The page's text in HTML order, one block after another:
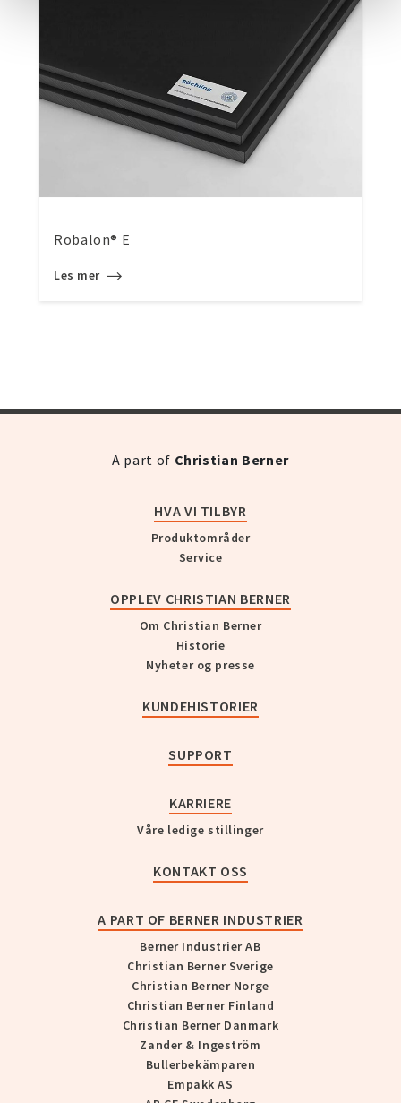
Robalon® E
Les mer
A part of Christian Berner
HVA VI TILBYR
Produktområder
Service
OPPLEV CHRISTIAN BERNER
Om Christian Berner
Historie
Nyheter og presse
KUNDEHISTORIER
SUPPORT
KARRIERE
Våre ledige stillinger
KONTAKT OSS
A PART OF BERNER INDUSTRIER
Berner Industrier AB
Christian Berner Sverige
Christian Berner Norge
Christian Berner Finland
Christian Berner Danmark
Zander & Ingeström
Bullerbekämparen
Empakk AS